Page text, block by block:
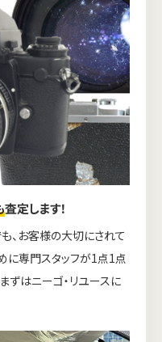
査定します！
、お客様の大切にされて
に専門スタッフが1点1点
ずはニーゴ・リユースに